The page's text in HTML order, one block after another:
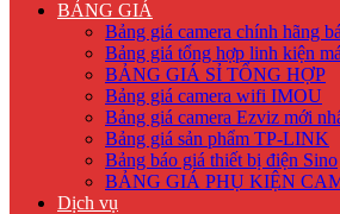
BẢNG GIÁ
Bảng giá camera chính hãng
Bảng giá tổng hợp linh kiện
BẢNG GIÁ SỈ TỔNG HỢP
Bảng giá camera wifi IMOU
Bảng giá camera Ezviz mới
Bảng giá sản phẩm TP-LINK
Bảng báo giá thiết bị điện Sino
BẢNG GIÁ PHỤ KIỆN
Dịch vụ